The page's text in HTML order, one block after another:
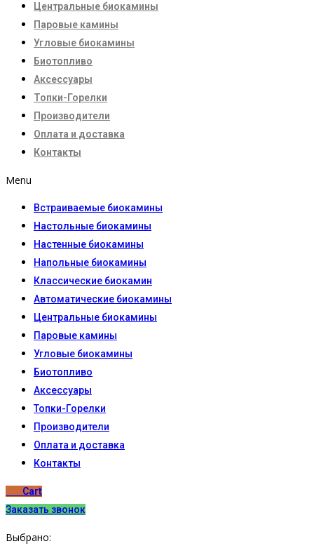
Центральные биокамины
Паровые камины
Угловые биокамины
Биотопливо
Аксессуары
Топки-Горелки
Производители
Оплата и доставка
Контакты
Menu
Встраиваемые биокамины
Настoльные биокамины
Настенные биокамины
Напольные биокамины
Классические биокамин
Автоматические биокамины
Центральные биокамины
Паровые камины
Угловые биокамины
Биотопливо
Аксессуары
Топки-Горелки
Производители
Оплата и доставка
Контакты
Cart
Заказать звонок
Выбрано: